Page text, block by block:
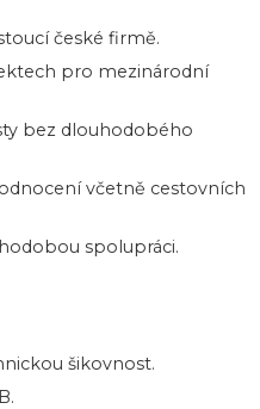
české firmě.
pro mezinárodní
bez dlouhodobého
včetně cestovních
spolupráci.
šikovnost.